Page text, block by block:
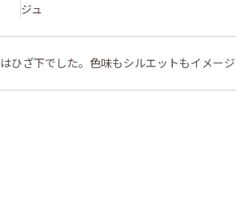
ジュ
ひざ下でした。色味もシルエットもイメージ